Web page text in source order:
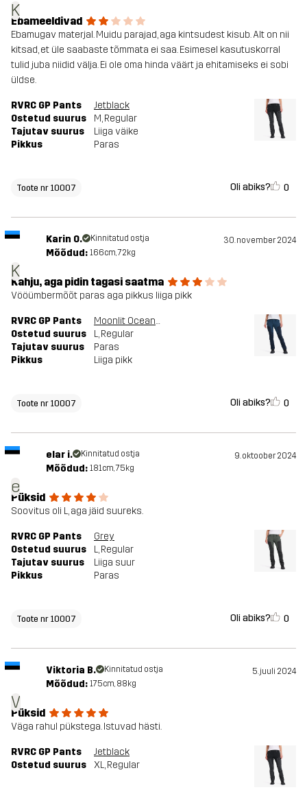
K
Ebameeldivad
Ebamugav materjal. Muidu parajad, aga kintsudest kisub. Alt on nii
kitsad, et üle saabaste tõmmata ei saa. Esimesel kasutuskorral
tulid juba niidid välja. Ei ole oma hinda väärt ja ehitamiseks ei sobi
üldse.
RVRC GP Pants
Jetblack
Ostetud suurus
M, Regular
Tajutav suurus
Liiga väike
Pikkus
Paras
Toote nr 10007 Oli abiks? 0
K
Karin O. Kinnitatud ostja 30. november 2024
Mõõdud: 166cm, 72kg
Kahju, aga pidin tagasi saatma
Vööümbermõõt paras aga pikkus liiga pikk
RVRC GP Pants
Moonlit Ocean/Blueberry
Ostetud suurus
L, Regular
Tajutav suurus
Paras
Pikkus
Liiga pikk
Toote nr 10007 Oli abiks? 0
e
elar i. Kinnitatud ostja 9. oktoober 2024
Mõõdud: 181cm, 75kg
Püksid
Soovitus oli L, aga jäid suureks.
RVRC GP Pants
Grey
Ostetud suurus
L, Regular
Tajutav suurus
Liiga suur
Pikkus
Paras
Toote nr 10007 Oli abiks? 0
V
Viktoria B. Kinnitatud ostja 5. juuli 2024
Mõõdud: 175cm, 88kg
Püksid
Väga rahul pükstega. Istuvad hästi.
RVRC GP Pants
Jetblack
Ostetud suurus
XL, Regular